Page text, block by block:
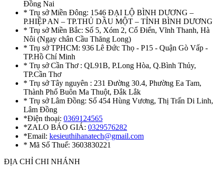
Đồng Nai
* Trụ sở Miền Đông: 1546 ĐẠI LỘ BÌNH DƯƠNG –
P.HIỆP AN – TP.THỦ DẦU MỘT – TỈNH BÌNH DƯƠNG
* Trụ sở Miền Bắc: Số 5, Xóm 2, Cổ Điển, Vĩnh Thanh, Hà
Nôi (Ngay chân Cầu Thăng Long)
* Trụ sở TPHCM: 936 Lê Đức Thọ - P15 - Quận Gò Vấp -
TP.Hồ Chí Minh
* Trụ sở Cần Thơ : QL91B, P.Long Hòa, Q.Bình Thủy,
TP.Cần Thơ
* Trụ sở Tây nguyên : 231 Đường 30.4, Phường Ea Tam,
Thành Phố Buôn Ma Thuột, Đắk Lắk
* Trụ sở Lâm Đồng: Số 454 Hùng Vương, Thị Trấn Di Linh,
Lâm Đồng
*Điện thoại: 0369124565
*ZALO BÁO GIÁ: 0329576282
*Email: kesieuthihanatech@gmail.com
* Mã Số Thuế: 3603830221
ĐỊA CHỈ CHI NHÁNH